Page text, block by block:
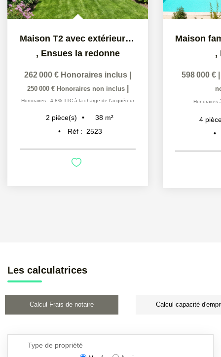
Maison T2 avec extérieur privatif et stationnements, Ensues...
, Ensues la redonne
262 000 € Honoraires inclus
250 000 € Honoraires non inclus
Honoraires : 4,8% TTC à la charge de l'acquéreur
2 pièce(s) 38 m²
Réf :
2523
,
598 000 €
Honoraires
4
Les calculatrices
Calcul Frais de notaire Calcul capacité